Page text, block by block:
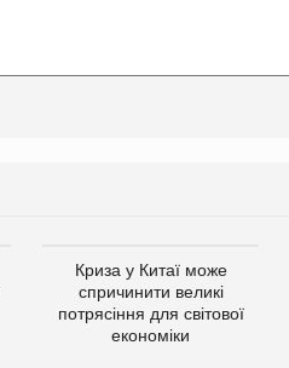
Криза у Китаї може
спричинити великі
потрясіння для світової
економіки